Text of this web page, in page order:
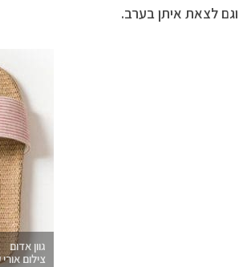
וגם לצאת איתן בערב.
גוון אדום
צילום